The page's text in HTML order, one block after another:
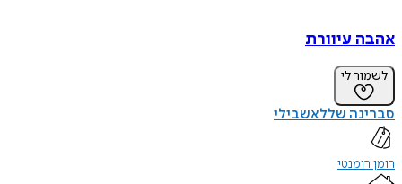
אהבה עיוורת
לשמור לי
סברינה שללאשבילי
רומן רומנטי